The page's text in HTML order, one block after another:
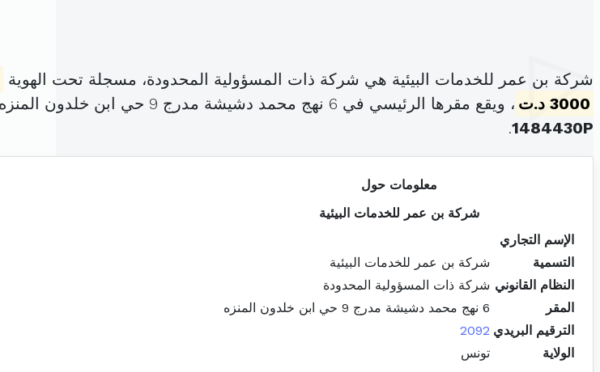
شركة بن عمر للخدمات البيئية هي شركة ذات المسؤولية المحدودة، مسجلة تحت الهوية
3000 د.ت
، ويقع مقرها الرئيسي في 6 نهج محمد دشيشة مدرج 9 حي ابن خلدون المنزه (
1484430P
.
معلومات حول
شركة بن عمر للخدمات البيئية
الإسم التجاري
التسمية
شركة بن عمر للخدمات البيئية
النظام القانوني شركة ذات المسؤولية المحدودة
المقر
6 نهج محمد دشيشة مدرج 9 حي ابن خلدون المنزه
الترقيم البريدي 2092
الولاية
تونس